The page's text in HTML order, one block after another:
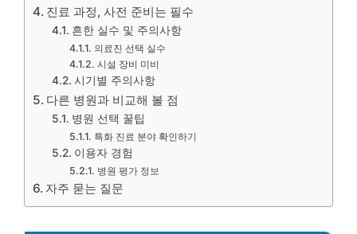
진료 과정, 사전 준비는 필수
흔한 실수 및 주의사항
의료진 선택 실수
시설 장비 미비
시기별 주의사항
다른 병원과 비교해 볼 점
병원 선택 꿀팁
특화 진료 분야 확인하기
이용자 경험
병원 평가 정보
자주 묻는 질문